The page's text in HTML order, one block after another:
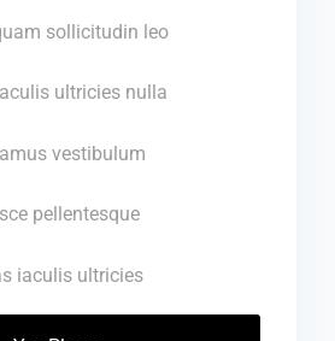
sollicitudin leo
ultricies nulla
vestibulum
pellentesque
iaculis ultricies